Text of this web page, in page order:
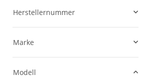
Herstellernummer
Marke
Modell